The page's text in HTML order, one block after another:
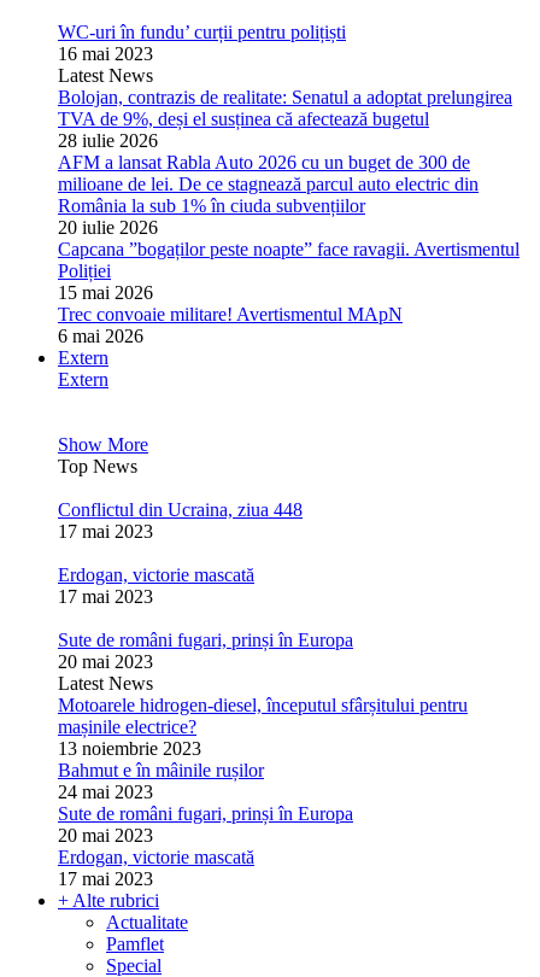
WC-uri în fundu’ curții pentru polițiști
16 mai 2023
Latest News
Bolojan, contrazis de realitate: Senatul a adoptat prelungirea
TVA de 9%, deși el susținea că afectează bugetul
28 iulie 2026
AFM a lansat Rabla Auto 2026 cu un buget de 300 de
milioane de lei. De ce stagnează parcul auto electric din
România la sub 1% în ciuda subvențiilor
20 iulie 2026
Capcana ”bogaților peste noapte” face ravagii. Avertismentul
Poliției
15 mai 2026
Trec convoaie militare! Avertismentul MApN
6 mai 2026
Extern
Extern
Show More
Top News
Conflictul din Ucraina, ziua 448
17 mai 2023
Erdogan, victorie mascată
17 mai 2023
Sute de români fugari, prinși în Europa
20 mai 2023
Latest News
Motoarele hidrogen-diesel, începutul sfârșitului pentru
mașinile electrice?
13 noiembrie 2023
Bahmut e în mâinile rușilor
24 mai 2023
Sute de români fugari, prinși în Europa
20 mai 2023
Erdogan, victorie mascată
17 mai 2023
+ Alte rubrici
Actualitate
Pamflet
Special